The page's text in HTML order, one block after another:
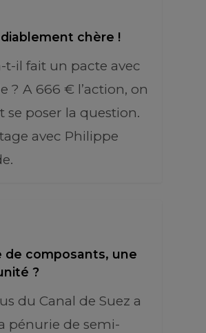
diablement chère !
t-il fait un pacte avec
? A 666 € l’action, on
se poser la question.
avec Philippe
de composants, une
?
du Canal de Suez a
pénurie de semi-